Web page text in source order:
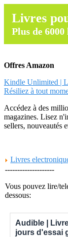
Livres
Plus de
Offres Amazon
Kindle Unlimited |
Résiliez à tout
Accédez à des
magazines. Lisez
sellers, nouveautés
Livres
--------------------
Vous pouvez lire/
dessous:
Audible |
jours d'essai